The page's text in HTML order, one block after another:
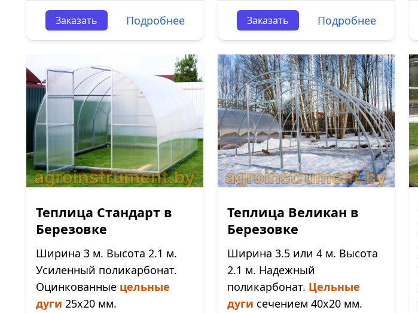
Заказать Подробнее Заказать Подробнее
Теплица Стандарт в
Березовке
Ширина 3 м. Высота 2.1 м.
Усиленный поликарбонат.
Оцинкованные цельные
дуги 25х20 мм.
Теплица Великан в
Березовке
Ширина 3.5 или 4 м. Высота
2.1 м. Надежный
поликарбонат. Цельные
дуги сечением 40х20 мм.